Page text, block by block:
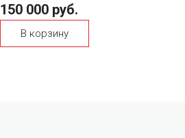
150 000 руб.
В корзину